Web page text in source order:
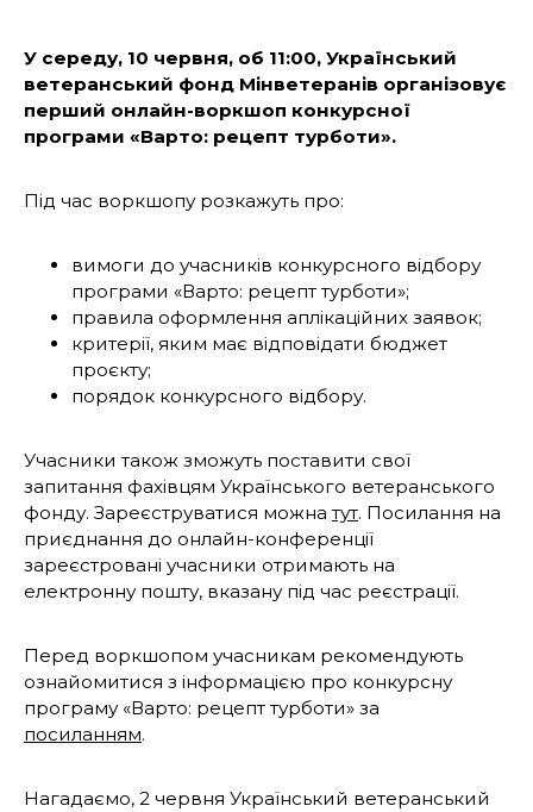
У середу, 10 червня, об 11:00, Український
ветеранський фонд Мінветеранів організовує
перший онлайн-воркшоп конкурсної
програми «Варто: рецепт турботи».
Під час воркшопу розкажуть про:
вимоги до учасників конкурсного відбору
програми «Варто: рецепт турботи»;
правила оформлення аплікаційних заявок;
критерії, яким має відповідати бюджет
проєкту;
порядок конкурсного відбору.
Учасники також зможуть поставити свої
запитання фахівцям Українського ветеранського
фонду. Зареєструватися можнатут. Посилання на
приєднання до онлайн-конференції
зареєстровані учасники отримають на
електронну пошту, вказану під час реєстрації.
Перед воркшопом учасникам рекомендують
ознайомитися з інформацією про конкурсну
програму «Варто: рецепт турботи» за
посиланням.
Нагадаємо, 2 червня Український ветеранський